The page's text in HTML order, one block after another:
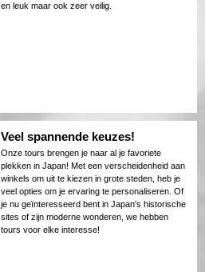
en leuk maar ook zeer veilig.
Veel spannende keuzes!
Onze tours brengen je naar al je favoriete
plekken in Japan! Met een verscheidenheid aan
winkels om uit te kiezen in grote steden, heb je
veel opties om je ervaring te personaliseren. Of
je nu geïnteresseerd bent in Japan's historische
sites of zijn moderne wonderen, we hebben
tours voor elke interesse!